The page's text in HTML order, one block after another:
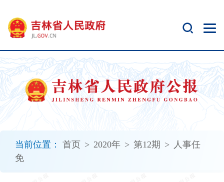
当前位置： 首页 > 2020年 > 第12期 > 人事任
免
开
无
障
碍
说
明
加